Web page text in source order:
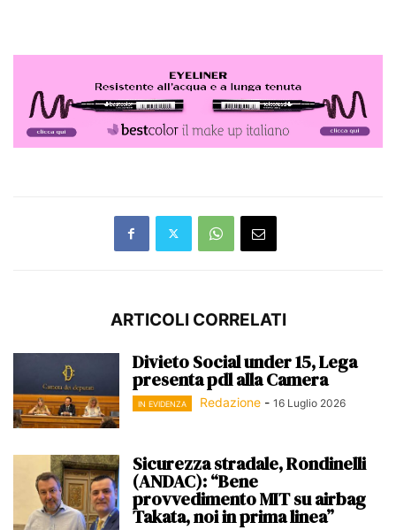
ARTICOLI CORRELATI
Divieto Social under 15, Lega
presenta pdl alla Camera
IN EVIDENZA Redazione - 16 Luglio 2026
Sicurezza stradale, Rondinelli
(ANDAC): “Bene
provvedimento MIT su airbag
Takata, noi in prima linea”